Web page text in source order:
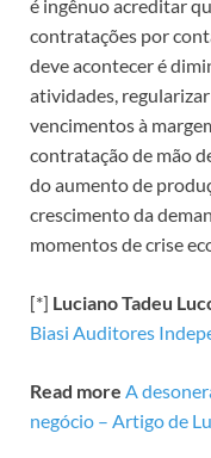
é ingênuo acreditar
contratações por
deve acontecer é
atividades,
vencimentos à
contratação de mão
do aumento de
crescimento da
momentos de crise
[*] Luciano Tadeu
Biasi Auditores
Read more A
negócio – Artigo de